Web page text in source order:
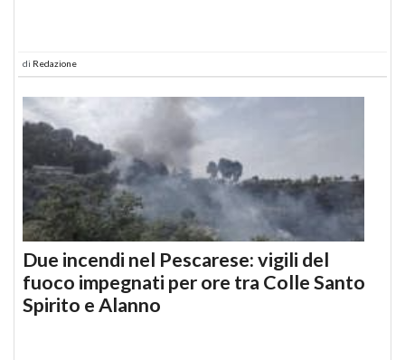
di Redazione
Due incendi nel Pescarese: vigili del
fuoco impegnati per ore tra Colle Santo
Spirito e Alanno